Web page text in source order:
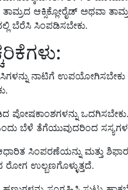
ಆಕ್ಸಿಕ್ಲೋರೈಡ್ ಅಥವಾ
ಬೆರೆಸಿ ಸಿಂಪಡಿಸಬೇಕು.
ನಾಟಿಗೆ ಉಪಯೋಗಿಸಬೇಕು
ಪೋಷಕಾಂಶಗಳನ್ನು
ಬೆಳೆ ತೆಗೆಯುವುದರಿಂದ
ಸಿಂಪರಣೆಯನ್ನು ಮತ್ತು
ಉಲ್ಬಣಗೊಳ್ಳುತ್ತದೆ.